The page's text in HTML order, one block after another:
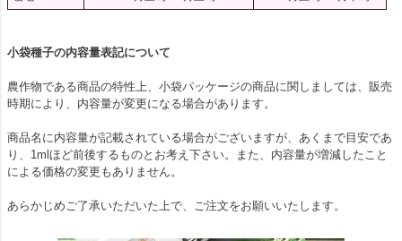
小袋種子の内容量表記について
農作物である商品の特性上、小袋パッケージの商品に関しましては、販売
時期により、内容量が変更になる場合があります。
商品名に内容量が記載されている場合がございますが、あくまで目安であ
り、1mlほど前後するものとお考え下さい。また、内容量が増減したこと
による価格の変更もありません。
あらかじめご了承いただいた上で、ご注文をお願いいたします。